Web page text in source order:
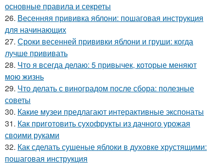
основные правила и секреты
26. Весенняя прививка яблони: пошаговая инструкция
для начинающих
27. Сроки весенней прививки яблони и груши: когда
лучше прививать
28. Что я всегда делаю: 5 привычек, которые меняют
мою жизнь
29. Что делать с виноградом после сбора: полезные
советы
30. Какие музеи предлагают интерактивные экспонаты
31. Как приготовить сухофрукты из дачного урожая
своими руками
32. Как сделать сушеные яблоки в духовке хрустящими:
пошаговая инструкция